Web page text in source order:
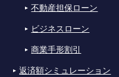
不動産担保ローン
ビジネスローン
商業手形割引
返済額シミュレーション